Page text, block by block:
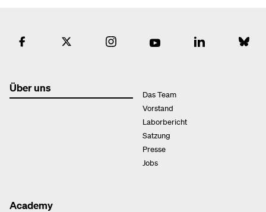
Über uns
Das Team
Vorstand
Laborbericht
Satzung
Presse
Jobs
Academy